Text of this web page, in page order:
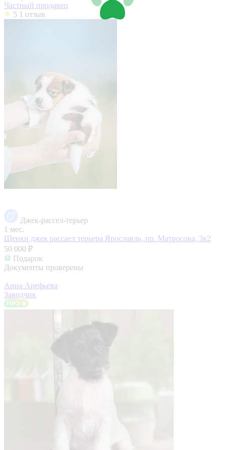
Частный продавец
5 1 отзыв
Джек-рассел-терьер
1 мес.
Щенки джек рассаел терьера Ярославль, пр. Матросова, 3к2
50 000 ₽
Подарок
Документы проверены
Анна Арефьева
Заводчик